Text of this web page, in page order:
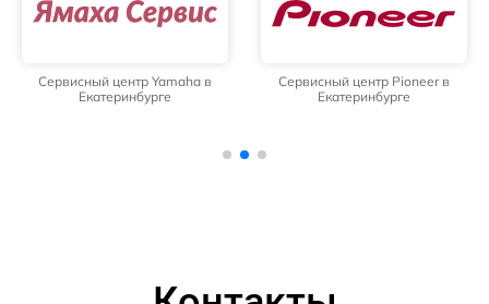
Сервисный центр Yamaha в
Екатеринбурге
Сервисный центр Pioneer в
Екатеринбурге